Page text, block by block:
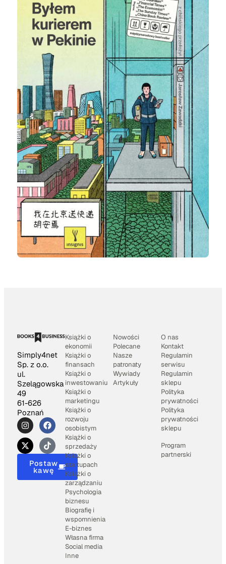
Simply4net
Sp. z o.o.
ul.
Szelągowska
49
61-626
Poznań
Postaw
kawę
Książki o
ekonomii
Książki o
finansach
Książki o
inwestowaniu
Książki o
marketingu
Książki o
rozwoju
osobistym
Książki o
sprzedaży
Książki o
startupach
Książki o
zarządzaniu
Psychologia
biznesu
Biografię i
wspomnienia
E-biznes
Własna firma
Social media
Inne
Nowości
Polecane
Nasze
patronaty
Wywiady
Artykuły
O nas
Kontakt
Regulamin
serwisu
Regulamin
sklepu
Polityka
prywatności
Polityka
prywatności
sklepu
Program
partnerski